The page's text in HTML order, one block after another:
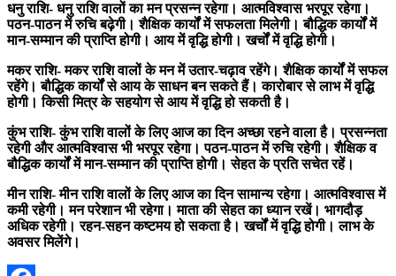
धनु राशि- धनु राशि वालों का मन प्रसन्न रहेगा। आत्मविश्वास भरपूर रहेगा।
पठन-पाठन में रुचि बढ़ेगी। शैक्षिक कार्यों में सफलता मिलेगी। बौद्धिक कार्यों में
मान-सम्मान की प्राप्ति होगी। आय में वृद्धि होगी। खर्चों में वृद्धि होगी।
मकर राशि-मकर राशि वालों के मन में उतार-चढ़ाव रहेंगे। शैक्षिक कार्यों में सफल
रहेंगे। बौद्धिक कार्यों से आय के साधन बन सकते हैं। कारोबार से लाभ में वृद्धि
होगी। किसी मित्र के सहयोग से आय में वृद्धि हो सकती है।
कुंभ राशि-कुंभ राशि वालों के लिए आज का दिन अच्छा रहने वाला है। प्रसन्नता
रहेगी और आत्मविश्वास भी भरपूर रहेगा। पठन-पाठन में रुचि रहेगी। शैक्षिक व
बौद्धिक कार्यों में मान-सम्मान की प्राप्ति होगी। सेहत के प्रति सचेत रहें।
मीन राशि-मीन राशि वालों के लिए आज का दिन सामान्य रहेगा। आत्मविश्वास में
कमी रहेगी। मन परेशान भी रहेगा। माता की सेहत का ध्यान रखें। भागदौड़
अधिक रहेगी। रहन-सहन कष्टमय हो सकता है। खर्चों में वृद्धि होगी। लाभ के
अवसर मिलेंगे।